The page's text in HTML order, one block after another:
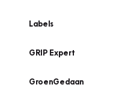
Labels
GRIP Expert
GroenGedaan